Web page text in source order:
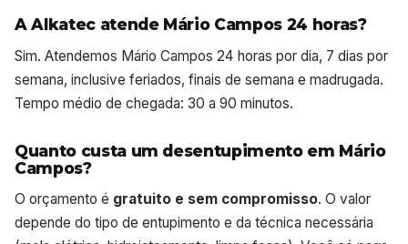
A Alkatec atende Mário Campos 24 horas?
Sim. Atendemos Mário Campos 24 horas por dia, 7 dias por
semana, inclusive feriados, finais de semana e madrugada.
Tempo médio de chegada: 30 a 90 minutos.
Quanto custa um desentupimento em Mário
Campos?
O orçamento é gratuito e sem compromisso. O valor
depende do tipo de entupimento e da técnica necessária